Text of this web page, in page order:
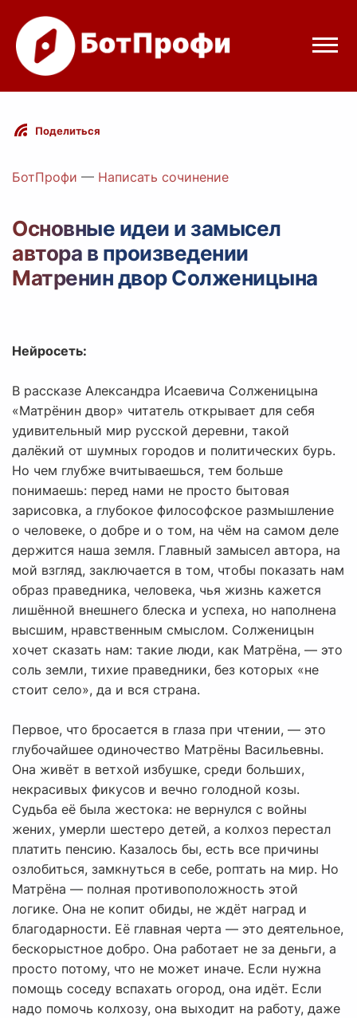
Режимы бота
Цены
Вход с Telegram
Поделиться
БотПрофи — Написать сочинение
Основные идеи и замысел
автора в произведении
Матренин двор Солженицына
Нейросеть:
В рассказе Александра Исаевича Солженицына
«Матрёнин двор» читатель открывает для себя
удивительный мир русской деревни, такой
далёкий от шумных городов и политических бурь.
Но чем глубже вчитываешься, тем больше
понимаешь: перед нами не просто бытовая
зарисовка, а глубокое философское размышление
о человеке, о добре и о том, на чём на самом деле
держится наша земля. Главный замысел автора, на
мой взгляд, заключается в том, чтобы показать нам
образ праведника, человека, чья жизнь кажется
лишённой внешнего блеска и успеха, но наполнена
высшим, нравственным смыслом. Солженицын
хочет сказать нам: такие люди, как Матрёна, — это
соль земли, тихие праведники, без которых «не
стоит село», да и вся страна.
Первое, что бросается в глаза при чтении, — это
глубочайшее одиночество Матрёны Васильевны.
Она живёт в ветхой избушке, среди больших,
некрасивых фикусов и вечно голодной козы.
Судьба её была жестока: не вернулся с войны
жених, умерли шестеро детей, а колхоз перестал
платить пенсию. Казалось бы, есть все причины
озлобиться, замкнуться в себе, роптать на мир. Но
Матрёна — полная противоположность этой
логике. Она не копит обиды, не ждёт наград и
благодарности. Её главная черта — это деятельное,
бескорыстное добро. Она работает не за деньги, а
просто потому, что не может иначе. Если нужна
помощь соседу вспахать огород, она идёт. Если
надо помочь колхозу, она выходит на работу, даже